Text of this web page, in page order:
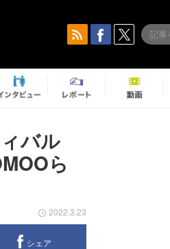
バル
ら
2022.3.23
シェア